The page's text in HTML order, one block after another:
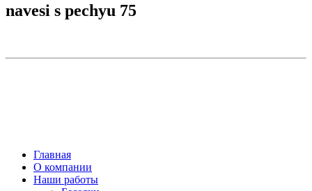
navesi s pechyu 75
Главная
О компании
Наши работы